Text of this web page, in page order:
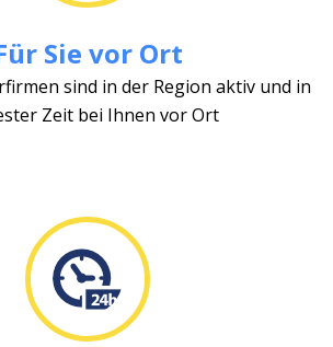
Sie vor Ort
sind in der Region aktiv und in
Zeit bei Ihnen vor Ort